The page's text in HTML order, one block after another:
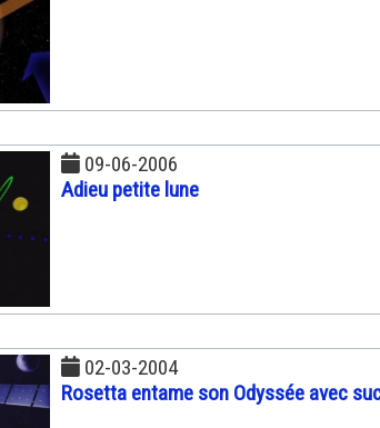
09-06-2006
Adieu petite lune
02-03-2004
Rosetta entame son Odyssée avec